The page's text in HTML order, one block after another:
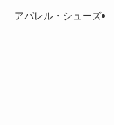
アパレル・シューズ